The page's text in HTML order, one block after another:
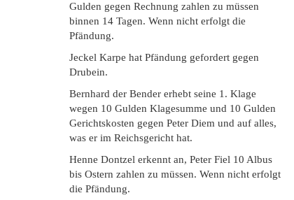
Gulden gegen Rechnung zahlen zu müssen
binnen 14 Tagen. Wenn nicht erfolgt die
Pfändung.
Jeckel Karpe hat Pfändung gefordert gegen
Drubein.
Bernhard der Bender erhebt seine 1. Klage
wegen 10 Gulden Klagesumme und 10 Gulden
Gerichtskosten gegen Peter Diem und auf alles,
was er im Reichsgericht hat.
Henne Dontzel erkennt an, Peter Fiel 10 Albus
bis Ostern zahlen zu müssen. Wenn nicht erfolgt
die Pfändung.